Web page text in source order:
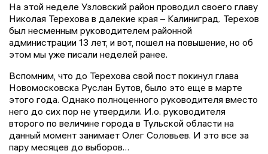
На этой неделе Узловский район проводил своего главу
Николая Терехова в далекие края – Калиниград. Терехов
был несменным руководителем районной
администрации 13 лет, и вот, пошел на повышение, но об
этом мы уже писали неделей ранее.
Вспомним, что до Терехова свой пост покинул глава
Новомосковска Руслан Бутов, было это еще в марте
этого года. Однако полноценного руководителя вместо
него до сих пор не утвердили. И.о. руководителя
второго по величине города в Тульской области на
данный момент занимает Олег Соловьев. И это все за
пару месяцев до выборов…